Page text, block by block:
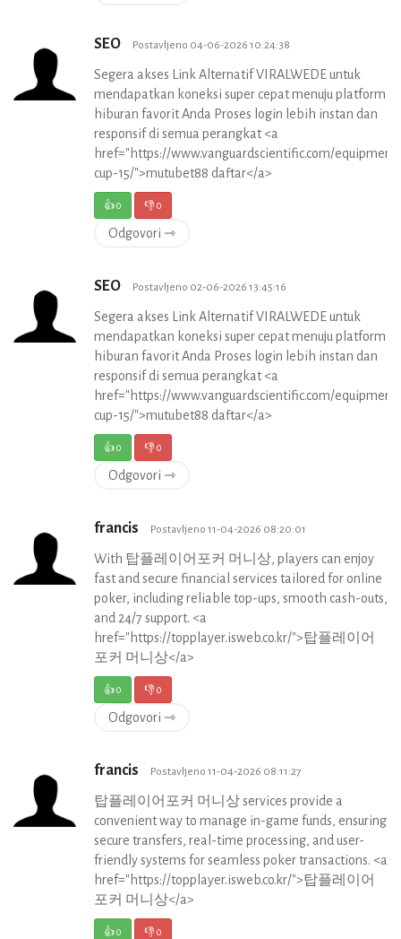
SEO Postavljeno 04-06-2026 10:24:38
Segera akses Link Alternatif VIRALWEDE untuk
mendapatkan koneksi super cepat menuju platform
hiburan favorit Anda Proses login lebih instan dan
responsif di semua perangkat <a
href="https://www.vanguardscientific.com/equipment-
cup-15/">mutubet88 daftar</a>
👍0 👎0
Odgovori ⇾
SEO Postavljeno 02-06-2026 13:45:16
Segera akses Link Alternatif VIRALWEDE untuk
mendapatkan koneksi super cepat menuju platform
hiburan favorit Anda Proses login lebih instan dan
responsif di semua perangkat <a
href="https://www.vanguardscientific.com/equipment-
cup-15/">mutubet88 daftar</a>
👍0 👎0
Odgovori ⇾
francis Postavljeno 11-04-2026 08:20:01
With 탑플레이어포커 머니상, players can enjoy
fast and secure financial services tailored for online
poker, including reliable top-ups, smooth cash-outs,
and 24/7 support. <a
href="https://topplayer.isweb.co.kr/">탑플레이어
포커 머니상</a>
👍0 👎0
Odgovori ⇾
francis Postavljeno 11-04-2026 08:11:27
탑플레이어포커 머니상 services provide a
convenient way to manage in-game funds, ensuring
secure transfers, real-time processing, and user-
friendly systems for seamless poker transactions. <a
href="https://topplayer.isweb.co.kr/">탑플레이어
포커 머니상</a>
👍0 👎0